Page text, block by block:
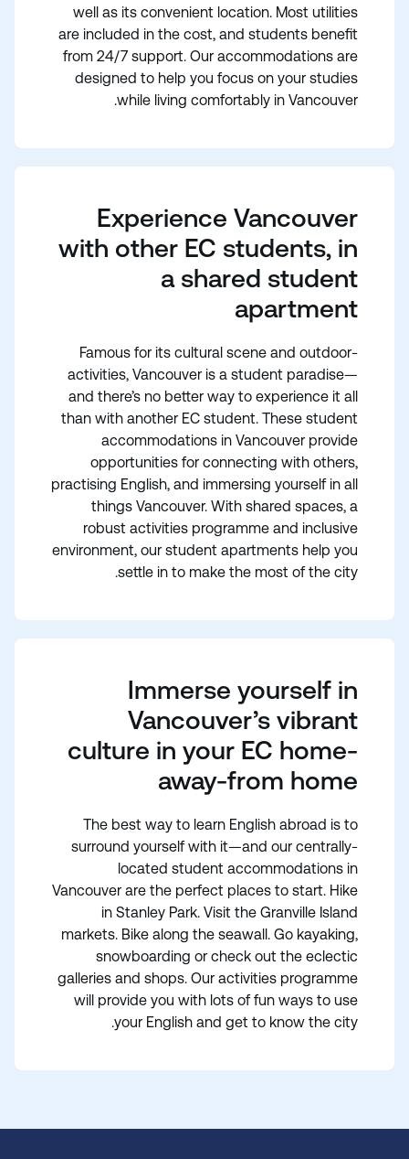
well as its convenient location. Most utilities
are included in the cost, and students benefit
from 24/7 support. Our accommodations are
designed to help you focus on your studies
while living comfortably in Vancouver.
Experience Vancouver
with other EC students, in
a shared student
apartment
Famous for its cultural scene and outdoor-
activities, Vancouver is a student paradise—
and there’s no better way to experience it all
than with another EC student. These student
accommodations in Vancouver provide
opportunities for connecting with others,
practising English, and immersing yourself in all
things Vancouver. With shared spaces, a
robust activities programme and inclusive
environment, our student apartments help you
settle in to make the most of the city.
Immerse yourself in
Vancouver’s vibrant
culture in your EC home-
away-from home
The best way to learn English abroad is to
surround yourself with it—and our centrally-
located student accommodations in
Vancouver are the perfect places to start. Hike
in Stanley Park. Visit the Granville Island
markets. Bike along the seawall. Go kayaking,
snowboarding or check out the eclectic
galleries and shops. Our activities programme
will provide you with lots of fun ways to use
your English and get to know the city.